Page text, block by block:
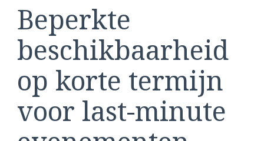
Beperkte
beschikbaarheid
op korte termijn
voor last-minute